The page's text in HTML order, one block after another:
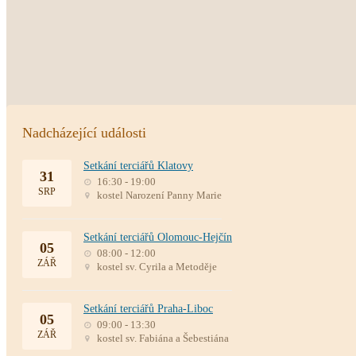
Nadcházející události
31
SRP
Setkání terciářů Klatovy
16:30 - 19:00
kostel Narození Panny Marie
05
ZÁŘ
Setkání terciářů Olomouc-Hejčín
08:00 - 12:00
kostel sv. Cyrila a Metoděje
05
ZÁŘ
Setkání terciářů Praha-Liboc
09:00 - 13:30
kostel sv. Fabiána a Šebestiána